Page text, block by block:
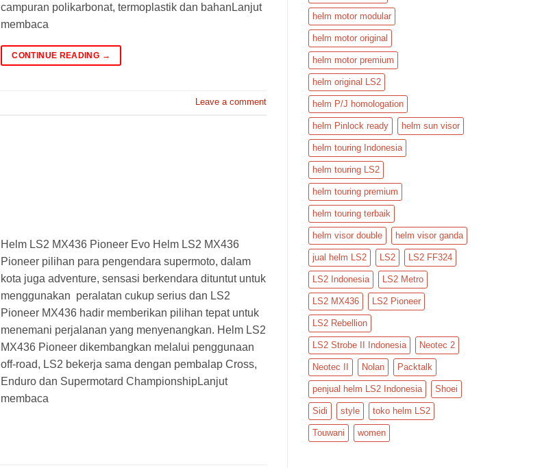
campuran polikarbonat, termoplastik dan bahanLanjut
membaca
CONTINUE READING →
Leave a comment
Helm LS2 MX436 Pioneer Evo Helm LS2 MX436
Pioneer pilihan para pengendara supermoto, dalam
kota juga adventure, sensasi berkendara dituntut untuk
menggunakan peralatan cukup serius dan LS2
Pioneer MX436 hadir memberikan pilihan tepat untuk
menemani perjalanan yang menyenangkan. Helm LS2
MX436 Pioneer dikembangkan melalui penggunaan
off-road, LS2 bekerja sama dengan pembalap Cross,
Enduro dan Supermotard ChampionshipLanjut
membaca
helm motor modular
helm motor original
helm motor premium
helm original LS2
helm P/J homologation
helm Pinlock ready helm sun visor
helm touring Indonesia
helm touring LS2
helm touring premium
helm touring terbaik
helm visor double helm visor ganda
jual helm LS2 LS2 LS2 FF324
LS2 Indonesia LS2 Metro
LS2 MX436 LS2 Pioneer
LS2 Rebellion
LS2 Strobe II Indonesia Neotec 2
Neotec II Nolan Packtalk
penjual helm LS2 Indonesia Shoei
Sidi style toko helm LS2
Touwani women